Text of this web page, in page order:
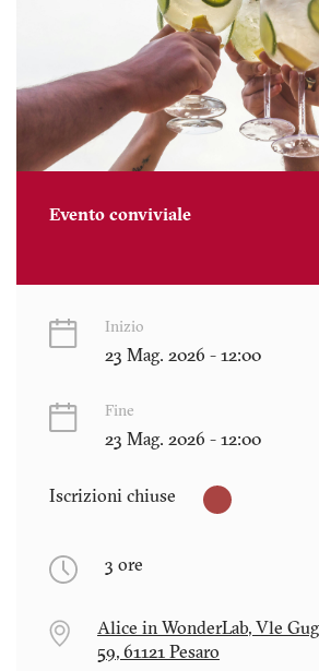
Evento conviviale
Inizio
23 Mag. 2026 - 12:00
Fine
23 Mag. 2026 - 12:00
Iscrizioni chiuse
3 ore
Alice in WonderLab, Vle
59, 61121 Pesaro